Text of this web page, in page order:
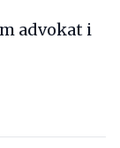
advokat i